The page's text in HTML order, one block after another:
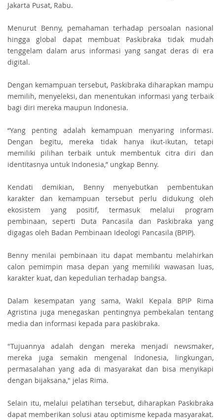
Jakarta Pusat, Rabu.
Menurut Benny, pemahaman terhadap persoalan nasional
hingga global dapat membuat Paskibraka tidak mudah
tenggelam dalam arus informasi yang sangat deras di era
digital.
Dengan kemampuan tersebut, Paskibraka diharapkan mampu
memilih, menyeleksi, dan menentukan informasi yang terbaik
bagi diri mereka maupun Indonesia.
“Yang penting adalah kemampuan menyaring informasi.
Dengan begitu, mereka tidak hanya ikut-ikutan, tetapi
memiliki pilihan terbaik untuk membentuk citra diri dan
identitasnya untuk Indonesia,” ungkap Benny.
Kendati demikian, Benny menyebutkan pembentukan
karakter dan kemampuan tersebut perlu didukung oleh
ekosistem yang positif, termasuk melalui program
pembinaan, seperti Duta Pancasila dan Paskibraka yang
digagas oleh Badan Pembinaan Ideologi Pancasila (BPIP).
Benny menilai pembinaan itu dapat membantu melahirkan
calon pemimpin masa depan yang memiliki wawasan luas,
karakter kuat, dan kepedulian terhadap bangsa.
Dalam kesempatan yang sama, Wakil Kepala BPIP Rima
Agristina juga menegaskan pentingnya pembekalan tentang
media dan informasi kepada para paskibraka.
"Tujuannya adalah dengan mereka menjadi newsmaker,
mereka juga semakin mengenal Indonesia, lingkungan,
permasalahan yang ada di masyarakat dan bisa menyikapi
dengan bijaksana," jelas Rima.
Selain itu, melalui pelatihan tersebut, diharapkan Paskibraka
dapat memberikan solusi atau optimisme kepada masyarakat.